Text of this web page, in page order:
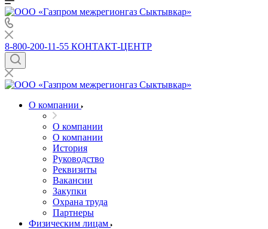
8-800-200-11-55 КОНТАКТ-ЦЕНТР
О компании
О компании
О компании
История
Руководство
Реквизиты
Вакансии
Закупки
Охрана труда
Партнеры
Физическим лицам